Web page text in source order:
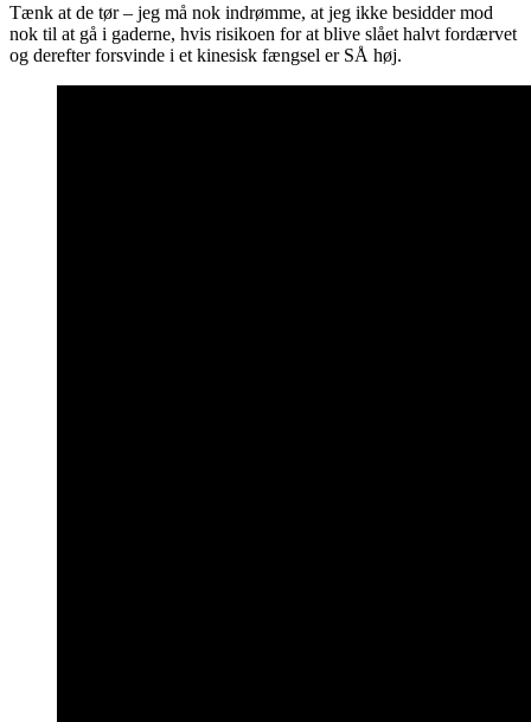
Tænk at de tør – jeg må nok indrømme, at jeg ikke besidder mod
nok til at gå i gaderne, hvis risikoen for at blive slået halvt fordærvet
og derefter forsvinde i et kinesisk fængsel er SÅ høj.